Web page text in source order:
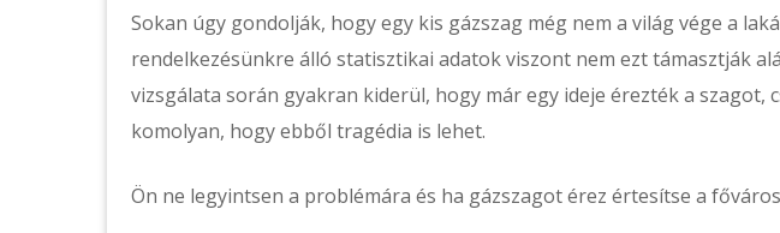
Sokan úgy gondolják, hogy egy kis gázszag még nem a világ vége a
rendelkezésünkre álló statisztikai adatok viszont nem ezt támasztják
vizsgálata során gyakran kiderül, hogy már egy ideje érezték a szagot,
komolyan, hogy ebből tragédia is lehet.
Ön ne legyintsen a problémára és ha gázszagot érez értesítse a